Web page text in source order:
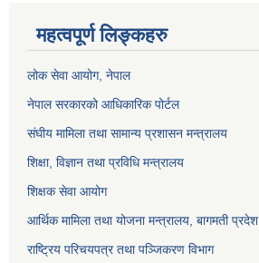
महत्वपूर्ण लिङ्कहरु
लोक सेवा आयोग, नेपाल
नेपाल सरकारको आधिकारिक पोर्टल
संघीय मामिला तथा सामान्य प्रशासन मन्त्रालय
शिक्षा, विज्ञान तथा प्रविधि मन्त्रालय
शिक्षक सेवा आयोग
आर्थिक मामिला तथा योजना मन्त्रालय, बागमती प्रदेश
राष्ट्रिय परिचयपत्र तथा पञ्जिकरण विभाग